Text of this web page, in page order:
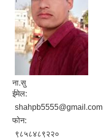
ना.सु
ईमेल:
shahpb5555@gmail.com
फोन:
९८५८४८९२२०